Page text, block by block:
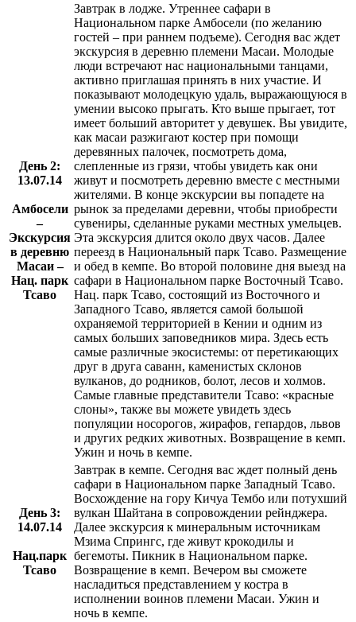
День 2:
13.07.14
Амбосели
–
Экскурсия
в деревню
Масаи –
Нац. парк
Тсаво
Завтрак в лодже. Утреннее сафари в
Национальном парке Амбосели (по желанию
гостей – при раннем подъеме). Сегодня вас ждет
экскурсия в деревню племени Масаи. Молодые
люди встречают нас национальными танцами,
активно приглашая принять в них участие. И
показывают молодецкую удаль, выражающуюся в
умении высоко прыгать. Кто выше прыгает, тот
имеет больший авторитет у девушек. Вы увидите,
как масаи разжигают костер при помощи
деревянных палочек, посмотреть дома,
слепленные из грязи, чтобы увидеть как они
живут и посмотреть деревню вместе с местными
жителями. В конце экскурсии вы попадете на
рынок за пределами деревни, чтобы приобрести
сувениры, сделанные руками местных умельцев.
Эта экскурсия длится около двух часов. Далее
переезд в Национальный парк Тсаво. Размещение
и обед в кемпе. Во второй половине дня выезд на
сафари в Национальном парке Восточный Тсаво.
Нац. парк Тсаво, состоящий из Восточного и
Западного Тсаво, является самой большой
охраняемой территорией в Кении и одним из
самых больших заповедников мира. Здесь есть
самые различные экосистемы: от перетикающих
друг в друга саванн, каменистых склонов
вулканов, до родников, болот, лесов и холмов.
Самые главные представители Тсаво: «красные
слоны», также вы можете увидеть здесь
популяции носорогов, жирафов, гепардов, львов
и других редких животных. Возвращение в кемп.
Ужин и ночь в кемпе.
День 3:
14.07.14
Нац.парк
Тсаво
Завтрак в кемпе. Сегодня вас ждет полный день
сафари в Национальном парке Западный Тсаво.
Восхождение на гору Кичуа Тембо или потухший
вулкан Шайтана в сопровождении рейнджера.
Далее экскурсия к минеральным источникам
Мзима Спрингс, где живут крокодилы и
бегемоты. Пикник в Национальном парке.
Возвращение в кемп. Вечером вы сможете
насладиться представлением у костра в
исполнении воинов племени Масаи. Ужин и
ночь в кемпе.